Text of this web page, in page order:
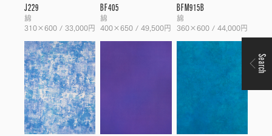
J229
綿
310×600 / 33,000円
BF405
綿
400×650 / 49,500円
BFM915B
綿
360×600 / 44,000円
Search